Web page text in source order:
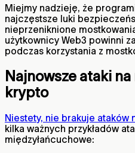
Miejmy nadzieję, że
najczęstsze luki
nieprzeniknione
użytkownicy Web3 powinni
podczas korzystania z
Najnowsze ataki
krypto
Niestety, nie brakuje ataków
kilka ważnych przykładów
międzyłańcuchowe: